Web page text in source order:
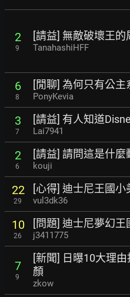
2
9
[請益] 無敵破壞王的
TanahashiHFF
6
8
[閒聊] 為何只有公
PonyKevia
3
7
[請益] 有人知道
Lai7941
2
6
[請益] 請問這是什麼
kouji
22
29
[心得] 迪士尼王國小
vul3dk36
10
26
[問題] 迪士尼夢幻王
j3411775
7
9
[新聞] 日曝10大理
顏
zkow